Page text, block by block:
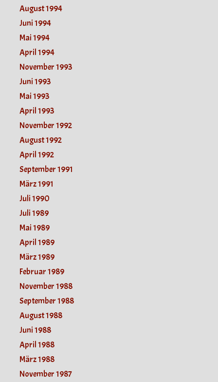
August 1994
Juni 1994
Mai 1994
April 1994
November 1993
Juni 1993
Mai 1993
April 1993
November 1992
August 1992
April 1992
September 1991
März 1991
Juli 1990
Juli 1989
Mai 1989
April 1989
März 1989
Februar 1989
November 1988
September 1988
August 1988
Juni 1988
April 1988
März 1988
November 1987